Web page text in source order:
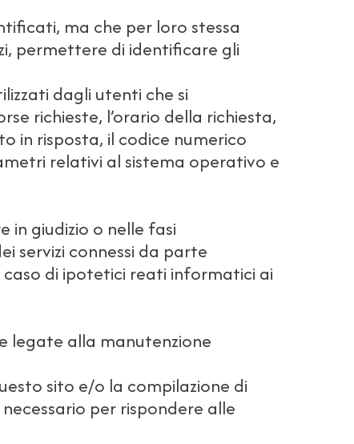
ma che per loro stessa
permettere di identificare gli
dagli utenti che si
richieste, l’orario della richiesta,
in risposta, il codice numerico
relativi al sistema operativo e
in giudizio o nelle fasi
servizi connessi da parte
di ipotetici reati informatici ai
legate alla manutenzione
sito e/o la compilazione di
per rispondere alle